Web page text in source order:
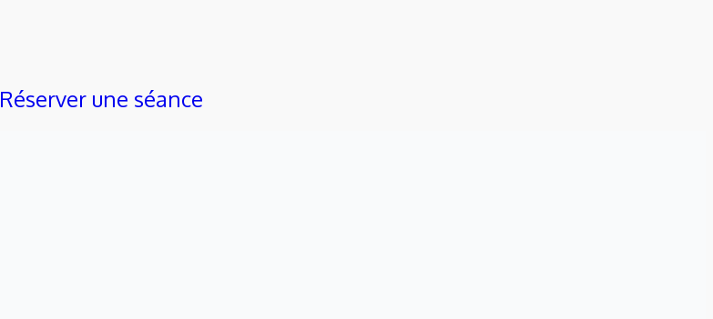
Réserver une séance